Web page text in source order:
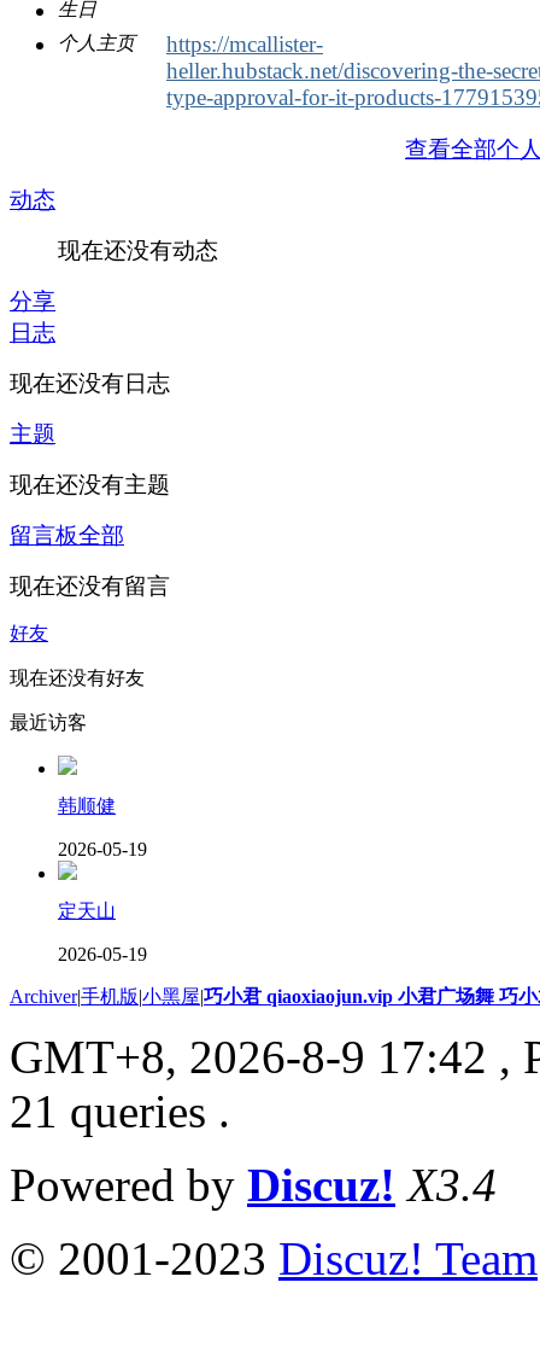
生日
个人主页
https://mcallister-
heller.hubstack.net/discovering-the-
type-approval-for-it-products-
查看全部个
动态
现在还没有动态
分享
日志
现在还没有日志
主题
现在还没有主题
留言板全部
现在还没有留言
好友
现在还没有好友
最近访客
韩顺健
2026-05-19
定天山
2026-05-19
Archiver|手机版|小黑屋|巧小君 qiaoxiaojun.vip 小君广场舞 巧
GMT+8, 2026-8-9 17:42 ,
21 queries .
Powered by Discuz! X3.4
© 2001-2023 Discuz! Team